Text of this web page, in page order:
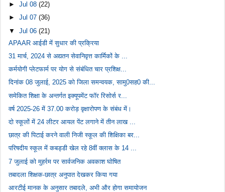
►Jul 08(22)
►Jul 07(36)
▼Jul 06(21)
APAAR आईडी में सुधार की प्रक्रिया
31 मार्च, 2024 से अद्यतन सेवानिवृत्त कार्मिकों के ...
कर्मयोगी प्लेटफार्म पर योग से संबंधित चार प्रशिक्ष...
दिनांक 08 जुलाई, 2025 को जिला समन्वयक, सामु0सह0 की...
समेकित शिक्षा के अन्तर्गत इक्यूपमेंट फॉर रिसोर्स र...
वर्ष 2025-26 में 37.00 करोड़ वृक्षारोपण के संबंध में।
दो स्कूलों में 24 लीटर आयल पेंट लगाने में तीन लाख ...
छात्र की पिटाई करने वाली निजी स्कूल की शिक्षिका बर...
परिषदीय स्कूल में कबड्डी खेल रहे 8वीं क्लास के 14 ...
7 जुलाई को मुहर्रम पर सार्वजनिक अवकाश घोषित
तबादला शिक्षक-छात्र अनुपात देखकर किया गया
आरटीई मानक के अनुसार तबादले, अभी और होगा समायोजन